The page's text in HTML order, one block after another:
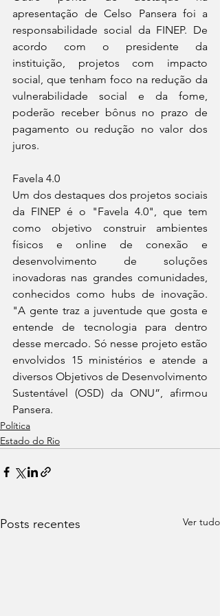
apresentação de Celso Pansera foi a
responsabilidade social da FINEP. De
acordo com o presidente da
instituição, projetos com impacto
social, que tenham foco na redução da
vulnerabilidade social e da fome,
poderão receber bônus no prazo de
pagamento ou redução no valor dos
juros.
Favela 4.0
Um dos destaques dos projetos sociais
da FINEP é o "Favela 4.0", que tem
como objetivo construir ambientes
físicos e online de conexão e
desenvolvimento de soluções
inovadoras nas grandes comunidades,
conhecidos como hubs de inovação.
"A gente traz a juventude que gosta e
entende de tecnologia para dentro
desse mercado. Só nesse projeto estão
envolvidos 15 ministérios e atende a
diversos Objetivos de Desenvolvimento
Sustentável (OSD) da ONU”, afirmou
Pansera.
Política
Estado do Rio
Posts recentes Ver tudo